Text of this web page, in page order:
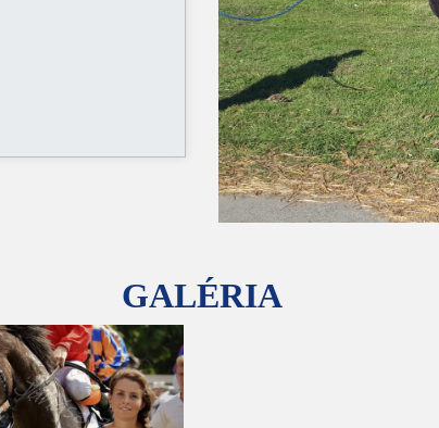
GALÉRIA